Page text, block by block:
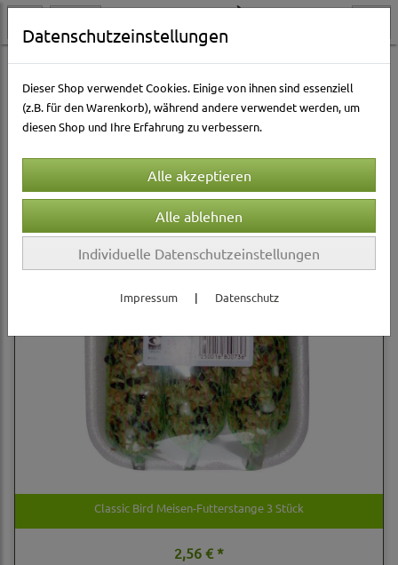
Vogelwelt Winterfutter Futterstangen
Sortierung wählen
Classic Bird Meisen-Futterstange 3 Stück
2,56 € *
Datenschutzeinstellungen
Dieser Shop verwendet Cookies. Einige von ihnen sind essenziell
(z.B. für den Warenkorb), während andere verwendet werden, um
diesen Shop und Ihre Erfahrung zu verbessern.
Individuelle Datenschutzeinstellungen
Impressum | Datenschutz